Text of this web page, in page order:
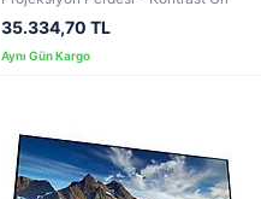
35.334,70 TL